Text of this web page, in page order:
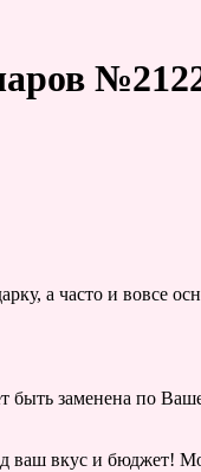
а часто и вовсе
заменена по
вкус и бюджет!